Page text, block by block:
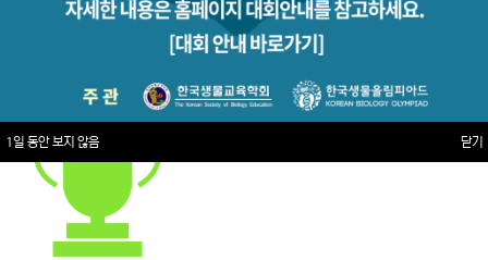
1일 동안 보지 않음 닫기